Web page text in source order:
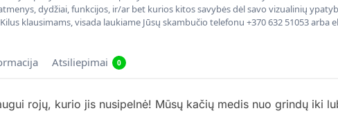
dydžiai, funkcijos, ir/ar bet kurios kitos savybės dėl savo vizualinių
klausimams, visada laukiame Jūsų skambučio telefonu +370 632 51053 arba
Atsiliepimai 0
rojų, kurio jis nusipelnė! Mūsų kačių medis nuo grindų iki